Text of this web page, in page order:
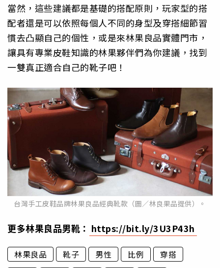
當然，這些建議都是基礎的搭配原則，玩家型的搭
配者還是可以依照每個人不同的身型及穿搭細節習
慣去凸顯自己的個性，或是來林果良品實體門市，
讓具有專業皮鞋知識的林果夥伴們為你建議，找到
一雙真正適合自己的靴子吧！
台灣手工皮鞋品牌林果良品經典靴款（圖／林良果品提供）。
更多林果良品男靴： https://bit.ly/3U3P43h
林果良品 靴子 男性 比例
穿搭